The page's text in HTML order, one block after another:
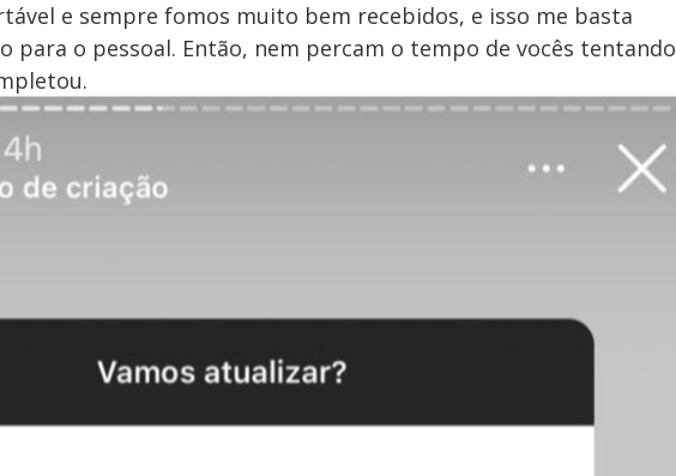
e sempre fomos muito bem recebidos, e isso me basta
para o pessoal. Então, nem percam o tempo de vocês tentando